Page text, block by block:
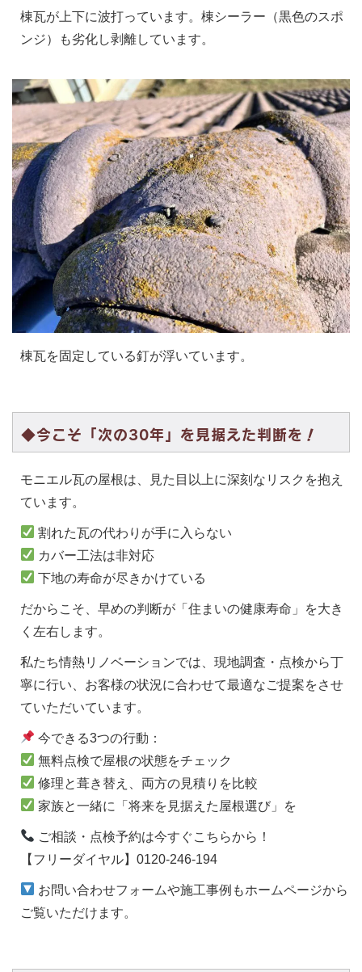
棟瓦が上下に波打っています。棟シーラー（黒色のスポ
ンジ）も劣化し剥離しています。
棟瓦を固定している釘が浮いています。
◆今こそ「次の30年」を見据えた判断を！
モニエル瓦の屋根は、見た目以上に深刻なリスクを抱え
ています。
割れた瓦の代わりが手に入らない
カバー工法は非対応
下地の寿命が尽きかけている
だからこそ、早めの判断が「住まいの健康寿命」を大き
く左右します。
私たち情熱リノベーションでは、現地調査・点検から丁
寧に行い、お客様の状況に合わせて最適なご提案をさせ
ていただいています。
今できる3つの行動：
無料点検で屋根の状態をチェック
修理と葺き替え、両方の見積りを比較
家族と一緒に「将来を見据えた屋根選び」を
ご相談・点検予約は今すぐこちらから！
【フリーダイヤル】0120-246-194
お問い合わせフォームや施工事例もホームページから
ご覧いただけます。